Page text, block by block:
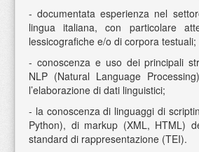
- documentata esperienza nel
lingua italiana, con particolare
lessicografiche e/o di corpora testuali;
- conoscenza e uso dei principali
NLP (Natural Language
l’elaborazione di dati linguistici;
- la conoscenza di linguaggi di
Python), di markup (XML, HTML)
standard di rappresentazione (TEI).